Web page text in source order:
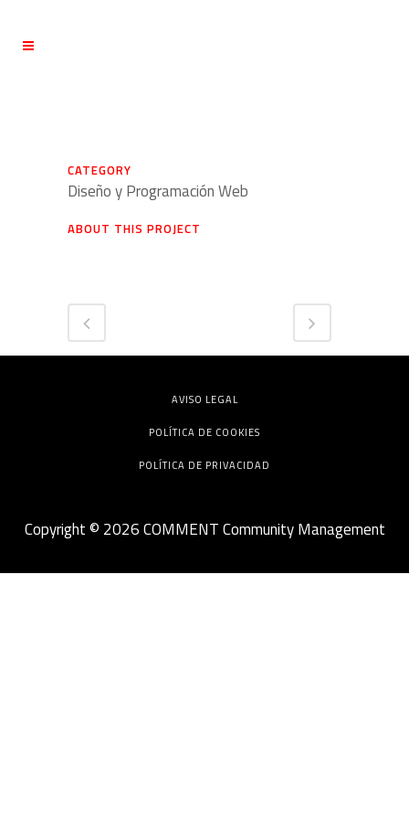
CATEGORY
Diseño y Programación Web
ABOUT THIS PROJECT
AVISO LEGAL
POLÍTICA DE COOKIES
POLÍTICA DE PRIVACIDAD
Copyright © 2026 COMMENT Community Management